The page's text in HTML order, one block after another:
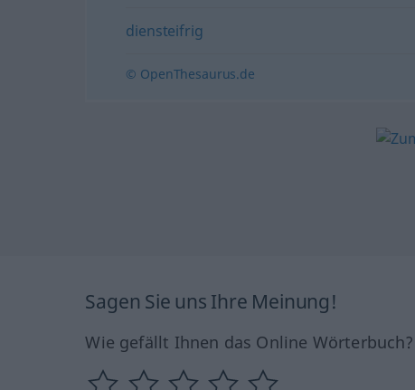
diensteifrig
© OpenThesaurus.de
Sagen Sie uns Ihre Meinung!
Wie gefällt Ihnen das Online Wörterbuch?